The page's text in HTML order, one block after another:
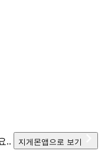
.. 지게몬앱으로 보기